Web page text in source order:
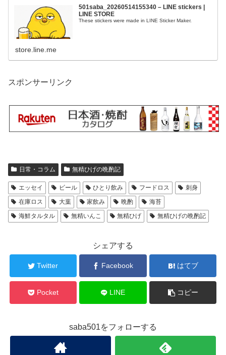
501saba_20260514155340 – LINE stickers |
LINE STORE
These stickers were made in LINE Sticker Maker.
store.line.me
スポンサーリンク
日常・コラム 無精ひげの晩酌記
エッセイ ビール ひとり飲み フードロス
刺身
在庫ロス
大葉 家飲み 晩酌
海苔
海鮮タルタル
無精いんこ 無精ひげ 無精ひげの晩酌記
シェアする
Twitter Facebook はてブ
Pocket LINE コピー
saba501をフォローする